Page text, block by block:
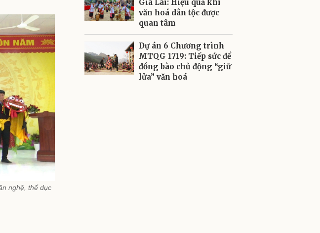
nghệ, thể dục
Gia Lai: Hiệu quả khi
văn hoá dân tộc được
quan tâm
Dự án 6 Chương trình
MTQG 1719: Tiếp sức để
đồng bào chủ động “giữ
lửa” văn hoá